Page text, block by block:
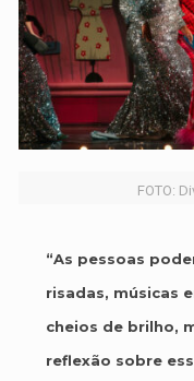
FOTO:
“As pessoas
risadas, músicas
cheios de brilho,
reflexão sobre